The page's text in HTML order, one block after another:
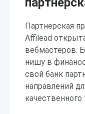
Партнерская
Affilead
вебмастеров.
нишу в
свой банк
направлений
качественного